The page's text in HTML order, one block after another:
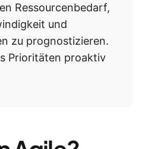
Ressourcenbedarf,
und
zu prognostizieren.
Prioritäten proaktiv